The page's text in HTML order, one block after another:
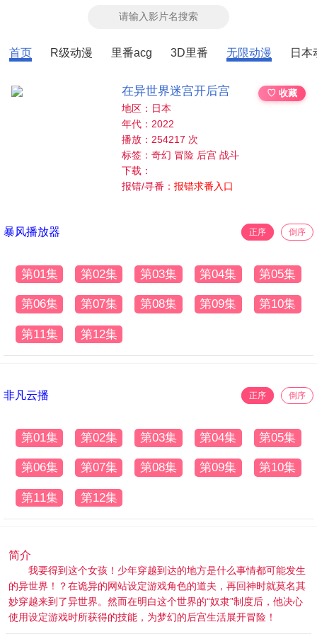
首页 R级动漫 里番acg 3D里番 无限动漫 日本
在异世界迷宫开后宫
♡ 收藏
地区：日本
年代：2022
播放：254217 次
标签：奇幻 冒险 后宫 战斗
下载：
报错/寻番：报错求番入口
暴风播放器 正序 倒序
第01集 第02集 第03集 第04集 第05集
第06集 第07集 第08集 第09集 第10集
第11集 第12集
非凡云播 正序 倒序
第01集 第02集 第03集 第04集 第05集
第06集 第07集 第08集 第09集 第10集
第11集 第12集
简介
我要得到这个女孩！少年穿越到达的地方是什么事情都可能发生
的异世界！？在诡异的网站设定游戏角色的道夫，再回神时就莫名其
妙穿越来到了异世界。然而在明白这个世界的“奴隶”制度后，他决心
使用设定游戏时所获得的技能，为梦幻的后宫生活展开冒险！